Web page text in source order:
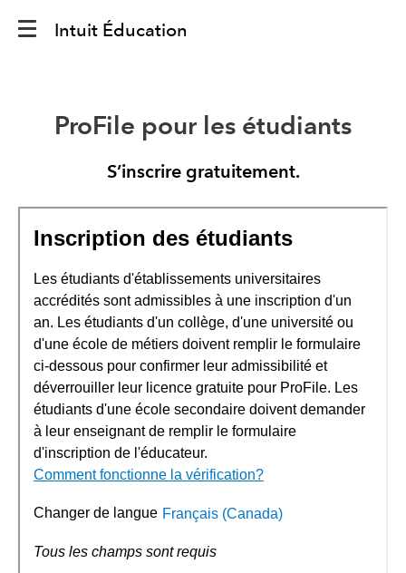
Intuit Éducation
ProFile pour les étudiants
S’inscrire gratuitement.